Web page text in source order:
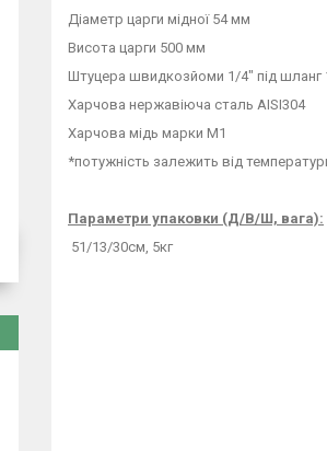
Діаметр царги мідної 54 мм
Висота царги 500 мм
Штуцера швидкозйоми 1/4" під шланг
Харчова нержавіюча сталь AISI304
Харчова мідь марки М1
*потужність залежить від
Параметри упаковки (Д/В/Ш, вага):
51/13/30см, 5кг